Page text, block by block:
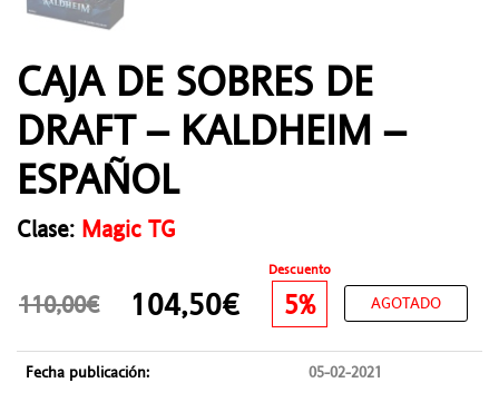
CAJA DE SOBRES DE
DRAFT – KALDHEIM –
ESPAÑOL
Clase: Magic TG
Descuento
110,00€ 104,50€ 5% AGOTADO
Fecha publicación: 05-02-2021